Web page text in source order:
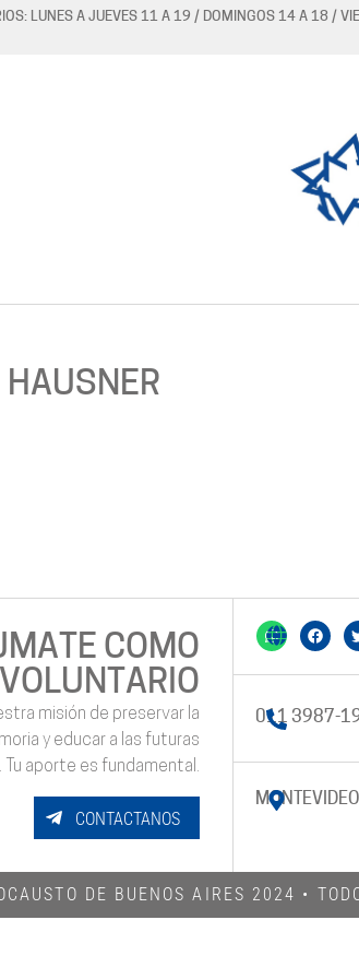
LUNES A JUEVES 11 A 19 / DOMINGOS 14 A 18 /
HAUSNER
COMO
VOLUNTARIO
misión de preservar la
y educar a las futuras
Tu aporte es fundamental.
CONTACTANOS
011 3987-
DE BUENOS AIRES 2024​ •